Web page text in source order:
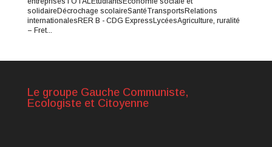
solidaireDécrochage scolaireSantéTransportsRelations
internationalesRER B - CDG ExpressLycéesAgriculture, ruralité
– Fret...
Le groupe Gauche Communiste,
Ecologiste et Citoyenne